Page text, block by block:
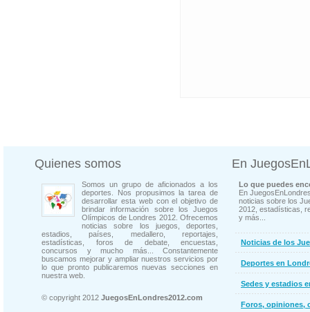
Quienes somos
Somos un grupo de aficionados a los
deportes. Nos propusimos la tarea de
desarrollar esta web con el objetivo de
brindar información sobre los Juegos
Olímpicos de Londres 2012. Ofrecemos
noticias sobre los juegos, deportes,
estadios, países, medallero, reportajes,
estadísticas, foros de debate, encuestas,
concursos y mucho más... Constantemente
buscamos mejorar y ampliar nuestros servicios por
lo que pronto publicaremos nuevas secciones en
nuestra web.
© copyright 2012 JuegosEnLondres2012.com
En
Lo que puedes
En
noticias sobre los
2012, estadísticas,
y más...
Noticias de los
Deportes en
Sedes y estadios
Foros, opiniones,